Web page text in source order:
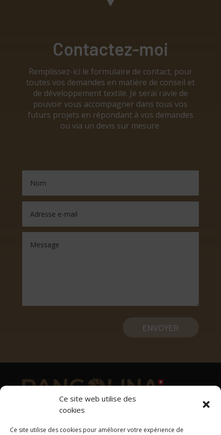
Ce site web utilise des
cookies
Ce site utilise des cookies pour améliorer votre expérience de
Contactez-moi
Remplissez-ici le formulaire de contact, pour
toutes vos demandes en matière de conseil et
de développement textile. Je serai ravie de
pouvoir vous accompagner dans tous vos
futurs projets en répondant à vos demandes
ou via un devis sur mesure.
ENVOYER
Adresse